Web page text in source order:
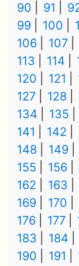
90
91
99
100
106
107
113
114
120
121
127
128
134
135
141
142
148
149
155
156
162
163
169
170
176
177
183
184
190
191